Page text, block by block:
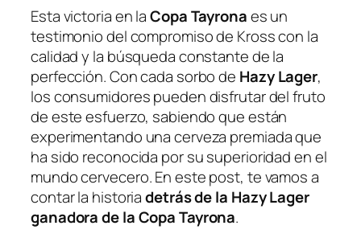
Esta victoria en laCopa Tayronaes un
testimonio del compromiso de Kross con la
calidad y la búsqueda constante de la
perfección. Con cada sorbo de Hazy Lager,
los consumidores pueden disfrutar del fruto
de este esfuerzo, sabiendo que están
experimentando una cerveza premiada que
ha sido reconocida por su superioridad en el
mundo cervecero. En este post, te vamos a
contar la historiadetrás de la Hazy Lager
ganadora de la Copa Tayrona.